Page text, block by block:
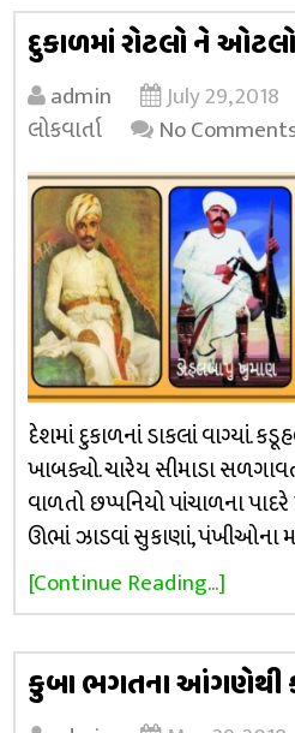
દુકાળમાં રોટલો ને ઓટલો
admin July 29, 2018
લોકવાર્તા
No
દેશમાં દુકાળનાં ડાકલાં વાગ્યાં.
ખાબક્યો. ચારેય સીમાડા
વાળતો છપ્પનિયો પાંચાળના
ઊભાં ઝાડવાં સુકાણાં, પંખીઓના
[Continue Reading...]
કુબા ભગતના આંગણેથી